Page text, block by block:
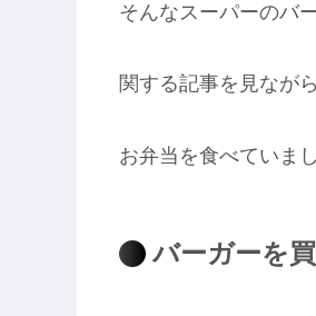
そんなスーパーのバ
関する記事を見ながら
お弁当を食べていまし
バーガーを